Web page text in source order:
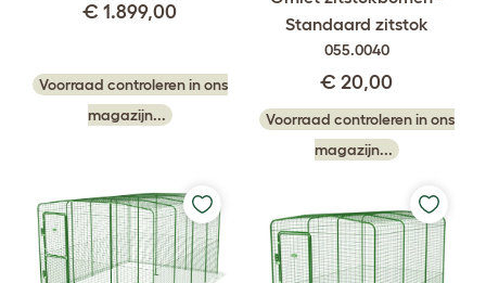
€ 1.899,00
Voorraad controleren in ons
magazijn...
Standaard zitstok
055.0040
€ 20,00
Voorraad controleren in ons
magazijn...